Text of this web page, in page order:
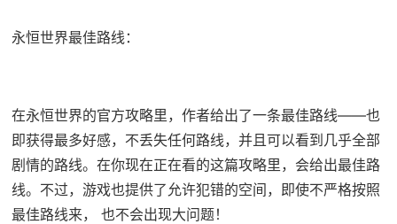
永恒世界最佳路线：
在永恒世界的官方攻略里，作者给出了一条最佳路线——也
即获得最多好感，不丢失任何路线，并且可以看到几乎全部
剧情的路线。在你现在正在看的这篇攻略里，会给出最佳路
线。不过，游戏也提供了允许犯错的空间，即使不严格按照
最佳路线来， 也不会出现大问题！